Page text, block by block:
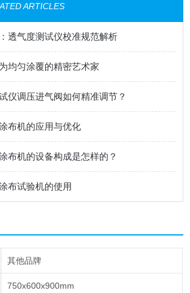
ARTICLES
透气度测试仪校准规范解析
均匀涂覆的精密艺术家
仪调压进气阀如何精准调节？
布机的应用与优化
布机的设备构成是怎样的？
布试验机的使用
其他品牌
750x600x900mm